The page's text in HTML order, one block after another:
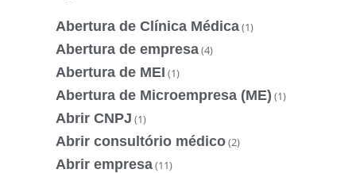
Abertura de Clínica Médica(1)
Abertura de empresa(4)
Abertura de MEI (1)
Abertura de Microempresa (ME) (1)
Abrir CNPJ (1)
Abrir consultório médico(2)
Abrir empresa(11)